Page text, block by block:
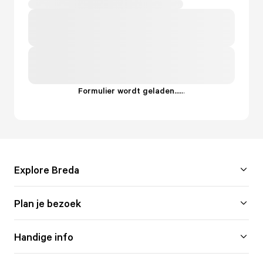
Formulier wordt geladen......
Explore Breda
Plan je bezoek
Handige info